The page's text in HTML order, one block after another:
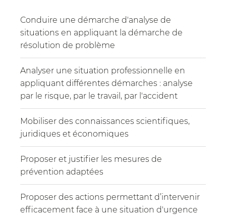
Conduire une démarche d'analyse de
situations en appliquant la démarche de
résolution de problème
Analyser une situation professionnelle en
appliquant différentes démarches : analyse
par le risque, par le travail, par l'accident
Mobiliser des connaissances scientifiques,
juridiques et économiques
Proposer et justifier les mesures de
prévention adaptées
Proposer des actions permettant d’intervenir
efficacement face à une situation d'urgence